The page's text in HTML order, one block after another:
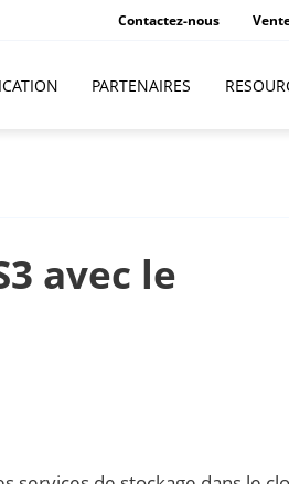
Contactez-nous
PARTENAIRES
avec le